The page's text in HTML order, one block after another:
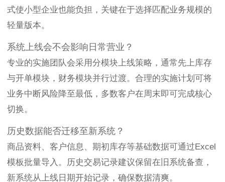
式使小型企业也能负担，关键在于选择匹配业务规模的
轻量版本。
系统上线会不会影响日常营业？
专业的实施团队会采用分模块上线策略，通常先上库存
与开单模块，财务模块并行过渡。合理的实施计划可将
业务中断风险降至最低，多数客户在周末即可完成核心
切换。
历史数据能否迁移至新系统？
商品资料、客户信息、期初库存等基础数据可通过Excel
模板批量导入。历史交易记录建议保留在旧系统备查，
新系统从上线日期开始记录，确保数据清爽。